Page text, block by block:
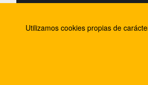
Información de contacto
Utilizamos cookies propias de